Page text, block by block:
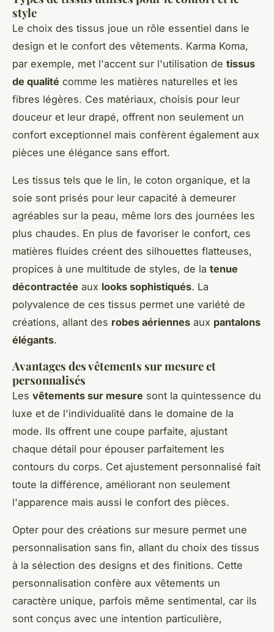
style
Le choix des tissus joue un rôle essentiel dans le
design et le confort des vêtements. Karma Koma,
par exemple, met l'accent sur l'utilisation de tissus
de qualité comme les matières naturelles et les
fibres légères. Ces matériaux, choisis pour leur
douceur et leur drapé, offrent non seulement un
confort exceptionnel mais confèrent également aux
pièces une élégance sans effort.
Les tissus tels que le lin, le coton organique, et la
soie sont prisés pour leur capacité à demeurer
agréables sur la peau, même lors des journées les
plus chaudes. En plus de favoriser le confort, ces
matières fluides créent des silhouettes flatteuses,
propices à une multitude de styles, de la tenue
décontractée aux looks sophistiqués. La
polyvalence de ces tissus permet une variété de
créations, allant des robes aériennes aux pantalons
élégants.
Avantages des vêtements sur mesure et
personnalisés
Les vêtements sur mesure sont la quintessence du
luxe et de l'individualité dans le domaine de la
mode. Ils offrent une coupe parfaite, ajustant
chaque détail pour épouser parfaitement les
contours du corps. Cet ajustement personnalisé fait
toute la différence, améliorant non seulement
l'apparence mais aussi le confort des pièces.
Opter pour des créations sur mesure permet une
personnalisation sans fin, allant du choix des tissus
à la sélection des designs et des finitions. Cette
personnalisation confère aux vêtements un
caractère unique, parfois même sentimental, car ils
sont conçus avec une intention particulière,